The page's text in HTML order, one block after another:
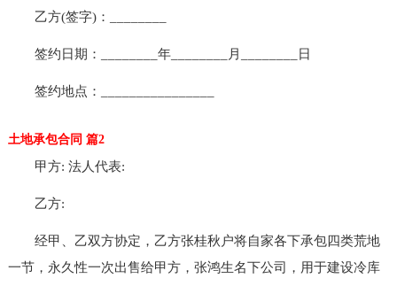
乙方(签字)：________
签约日期：________年________月________日
签约地点：________________
土地承包合同 篇2
甲方: 法人代表:
乙方:
经甲、乙双方协定，乙方张桂秋户将自家各下承包四类荒地
一节，永久性一次出售给甲方，张鸿生名下公司，用于建设冷库